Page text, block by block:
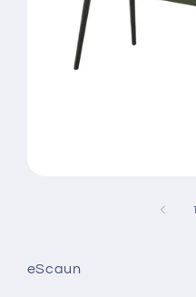
fereastră
modală
1
eScaun